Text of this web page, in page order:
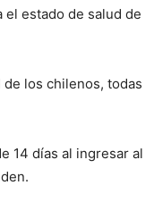
el estado de salud de
los chilenos, todas
14 días al ingresar al